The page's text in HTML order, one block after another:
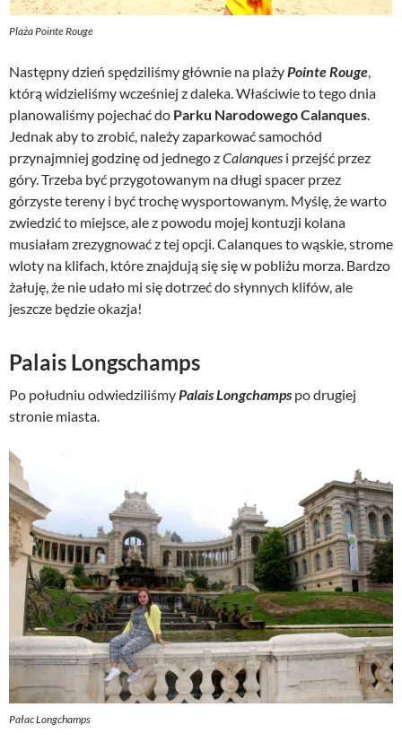
Plaża Pointe Rouge
Następny dzień spędziliśmy głównie na plażyPointe Rouge,
którą widzieliśmy wcześniej z daleka. Właściwie to tego dnia
planowaliśmy pojechać do Parku Narodowego Calanques.
Jednak aby to zrobić, należy zaparkować samochód
przynajmniej godzinę od jednego zCalanques i przejść przez
góry. Trzeba być przygotowanym na długi spacer przez
górzyste tereny i być trochę wysportowanym. Myślę, że warto
zwiedzić to miejsce, ale z powodu mojej kontuzji kolana
musiałam zrezygnować z tej opcji. Calanques to wąskie, strome
wloty na klifach, które znajdują się się w pobliżu morza. Bardzo
żałuję, że nie udało mi się dotrzeć do słynnych klifów, ale
jeszcze będzie okazja!
Palais Longschamps
Po południu odwiedziliśmyPalais Longchamps po drugiej
stronie miasta.
Pałac Longchamps